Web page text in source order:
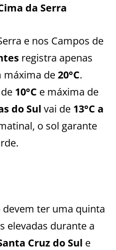
da Serra
e nos Campos de
registra apenas
máxima de20°C.
10°C e máxima de
do Sul vai de 13°C a
o sol garante
ter uma quinta
elevadas durante a
Cruz do Sul e